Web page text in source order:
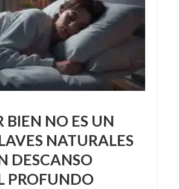
BIEN NO ES UN
NATURALES
DESCANSO
PROFUNDO